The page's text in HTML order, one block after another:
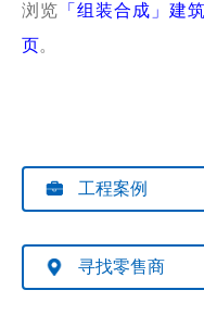
浏览 「组装合成」建
页。
工程案例
寻找零售商